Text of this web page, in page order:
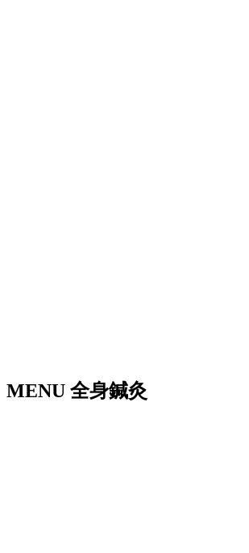
MENU 全身鍼灸